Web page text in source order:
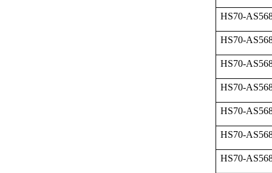
HS70-
HS70-
HS70-
HS70-
HS70-
HS70-
HS70-